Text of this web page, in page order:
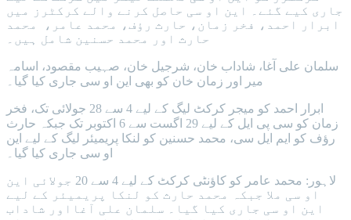
جاری کیے گئے۔ این او سی حاصل کرنے والے کرکٹرز میں
ابرار احمد، فخر زمان، حارث رؤف، محمد عامر، محمد
حارث اور محمد حسنین شامل ہیں۔
سلمان علی آغا، شاداب خان، شرجیل خان، صہیب مقصود، اسامہ
میر اور زمان خان کو بھی این او سی جاری کیا گیا۔
ابرار احمد کو میجر کرکٹ لیگ کے لیے 4 سے 28 جولائی تک، فخر
زمان کو سی پی ایل کے لیے 29 اگست سے 6 اکتوبر تک جبکہ حارث
رؤف کو ایم ایل سی، محمد حسنین کو لنکا پریمیئر لیگ کے لیے این
او سی جاری کیا گیا۔
لاہور: محمد عامر کو کاؤنٹی کرکٹ کے لیے 4 سے 20 جولائی این
او سی ملا جبکہ محمد حارث کو لنکا پریمیئر کے لیے
این او سی جاری کیا گیا۔ سلمان علی آغااور شاداب